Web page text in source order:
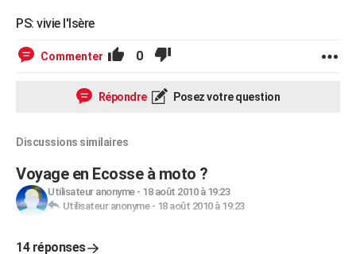
PS: vivie l'Isère
Commenter 0
Répondre Posez votre question
Discussions similaires
Voyage en Ecosse à moto ?
Utilisateur anonyme- 18 août 2010 à 19:23
Utilisateur anonyme- 18 août 2010 à 19:23
14 réponses